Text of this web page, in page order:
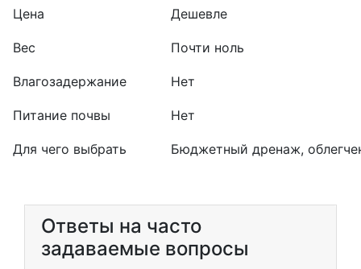
Цена Дешевле
Вес Почти ноль
Влагозадержание Нет
Питание почвы Нет
Для чего выбрать Бюджетный дренаж,
Ответы на часто
задаваемые вопросы